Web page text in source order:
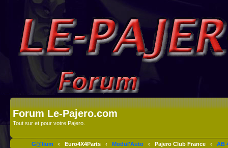
Forum Le-Pajero.com
Tout sur et pour votre Pajero.
G@lium ‹ Euro4X4Parts ‹ Modul'Auto ‹ Pajero Club France ‹ AB